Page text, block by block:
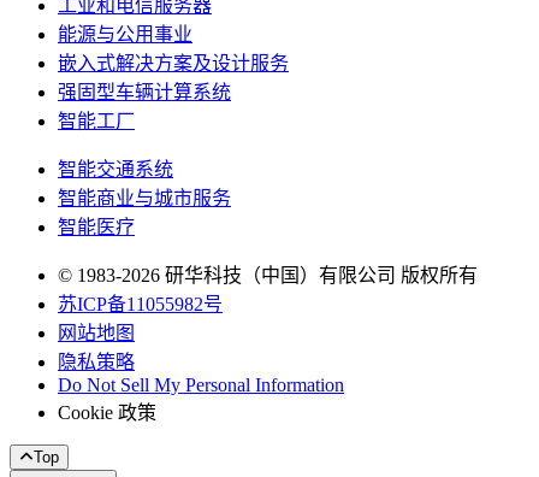
工业和电信服务器
能源与公用事业
嵌入式解决方案及设计服务
强固型车辆计算系统
智能工厂
智能交通系统
智能商业与城市服务
智能医疗
© 1983-2026 研华科技（中国）有限公司 版权所有
苏ICP备11055982号
网站地图
隐私策略
Do Not Sell My Personal Information
Cookie 政策
Top